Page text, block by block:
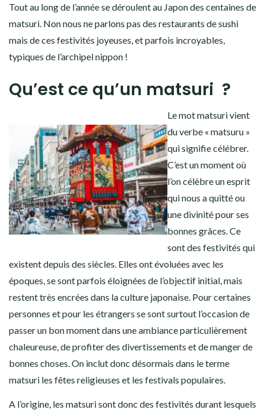
Tout au long de l’année se déroulent au Japon des centaines de
matsuri. Non nous ne parlons pas des restaurants de sushi
mais de ces festivités joyeuses, et parfois incroyables,
typiques de l’archipel nippon !
Qu’est ce qu’un matsuri ?
Le mot matsuri vient
du verbe « matsuru »
qui signifie célébrer.
C’est un moment où
l’on célèbre un esprit
qui nous a quitté ou
une divinité pour ses
bonnes grâces. Ce
sont des festivités qui
existent depuis des siècles. Elles ont évoluées avec les
époques, se sont parfois éloignées de l’objectif initial, mais
restent très encrées dans la culture japonaise. Pour certaines
personnes et pour les étrangers se sont surtout l’occasion de
passer un bon moment dans une ambiance particulièrement
chaleureuse, de profiter des divertissements et de manger de
bonnes choses. On inclut donc désormais dans le terme
matsuri les fêtes religieuses et les festivals populaires.
A l’origine, les matsuri sont donc des festivités durant lesquels